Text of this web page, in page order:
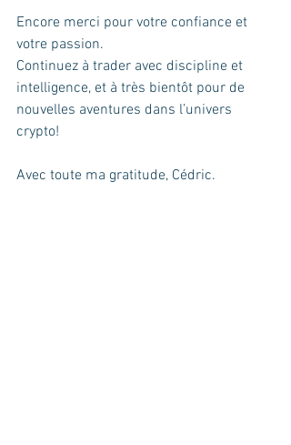
Encore merci pour votre confiance et
votre passion.
Continuez à trader avec discipline et
intelligence, et à très bientôt pour de
nouvelles aventures dans l’univers
crypto!
Avec toute ma gratitude, Cédric.